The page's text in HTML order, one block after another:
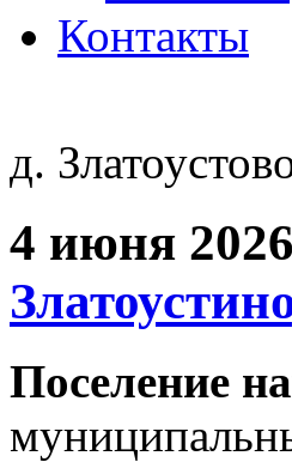
Контакты
д.
4 июня
Поселение